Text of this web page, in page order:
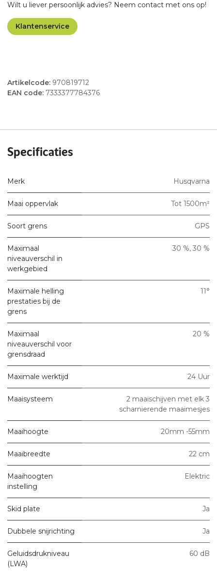
Wilt u liever persoonlijk advies? Neem contact met ons op!
Klantenservice
Artikelcode: 970819712
EAN code: 7333377784376
Specificaties
Merk Husqvarna
Maai oppervlak Tot 1500m²
Soort grens GPS
Maximaal
niveauverschil in
werkgebied
30 %, 30 %
Maximale helling
prestaties bij de
grens
11°
Maximaal
niveauverschil voor
grensdraad
20 %
Maximale werktijd 24 Uur
Maaisysteem
2 maaischijven met elk 3
scharnierende maaimesjes
Maaihoogte 20mm -55mm
Maaibreedte 22 cm
Maaihoogten
instelling
Elektric
Skid plate Ja
Dubbele snijrichting Ja
Geluidsdrukniveau
(LWA)
60 dB